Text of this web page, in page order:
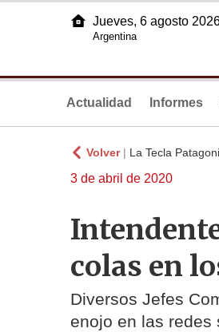
Jueves, 6 agosto
Argentina
Actualidad Informes
Volver| La Tecla
3 de abril de 2020
colas en
Diversos Jefes
enojo en las redes